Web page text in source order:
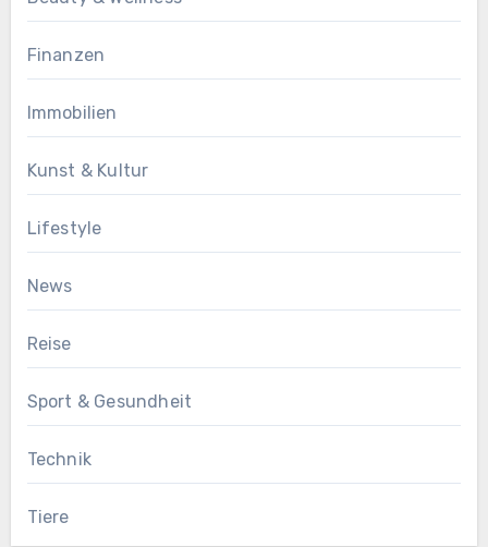
Finanzen
Immobilien
Kunst & Kultur
Lifestyle
News
Reise
Sport & Gesundheit
Technik
Tiere